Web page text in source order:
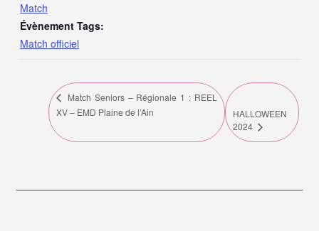
Match
Évènement Tags:
Match officiel
Match Seniors – Régionale 1 : REEL
XV – EMD Plaine de l’Ain
HALLOWEEN
2024